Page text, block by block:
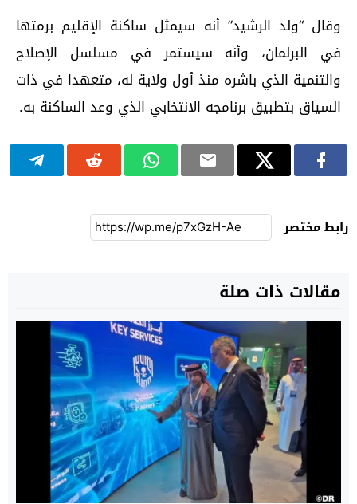
وقال “ولد الرشيد” أنه سيمثل ساكنة الإقليم برمتها
في البرلمان، وأنه سيستمر في مسلسل الإصلاح
والتنمية الذي باشره منذ أول ولاية له، متعهدا في ذات
السياق بتطبيق برنامجه الانتخابي الذي وعد الساكنة به.
رابط مختصر
مقالات ذات صلة